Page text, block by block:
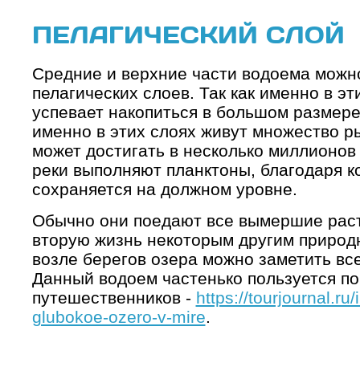
ПЕЛАГИЧЕСКИЙ СЛОЙ
Средние и верхние части водоема
пелагических слоев. Так как именно в
успевает накопиться в большом
именно в этих слоях живут множество
может достигать в несколько
реки выполняют планктоны, благодаря
сохраняется на должном уровне.
Обычно они поедают все вымершие
вторую жизнь некоторым другим
возле берегов озера можно заметить
Данный водоем частенько пользуется
путешественников - https://
glubokoe-ozero-v-mire.